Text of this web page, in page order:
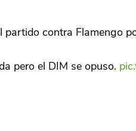
contra Flamengo
pero el DIM se opuso.